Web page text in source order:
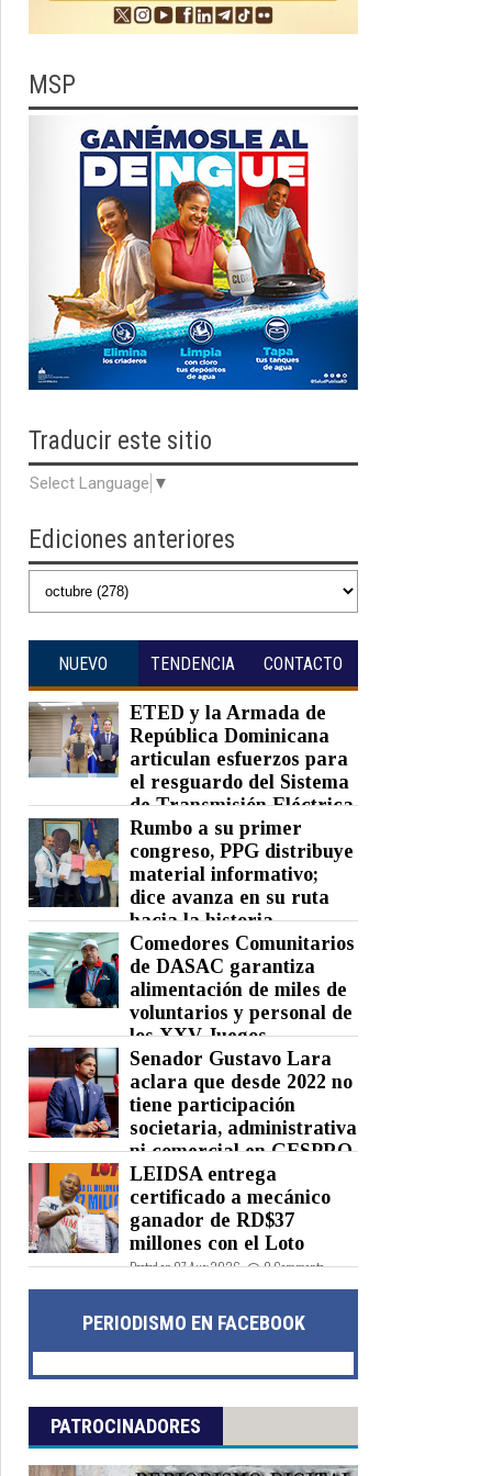
MSP
Traducir este sitio
Select Language ▼
Ediciones anteriores
NUEVO TENDENCIA CONTACTO
ETED y la Armada de
República Dominicana
articulan esfuerzos para
el resguardo del Sistema
de Transmisión Eléctrica
Nacional y fortalecimiento de
capacidades.
Posted on 07 Aug 2026 - 0 Comments
Rumbo a su primer
congreso, PPG distribuye
material informativo;
dice avanza en su ruta
hacia la historia
Posted on 07 Aug 2026 - 0 Comments
Comedores Comunitarios
de DASAC garantiza
alimentación de miles de
voluntarios y personal de
los XXV Juegos
Centroamericanos y del Caribe
Santo Domingo 2026
Posted on 07 Aug 2026 - 0 Comments
Senador Gustavo Lara
aclara que desde 2022 no
tiene participación
societaria, administrativa
ni comercial en GESPRO
Posted on 07 Aug 2026 - 0 Comments
LEIDSA entrega
certificado a mecánico
ganador de RD$37
millones con el Loto
Posted on 07 Aug 2026 - 0 Comments
PERIODISMO EN FACEBOOK
PATROCINADORES